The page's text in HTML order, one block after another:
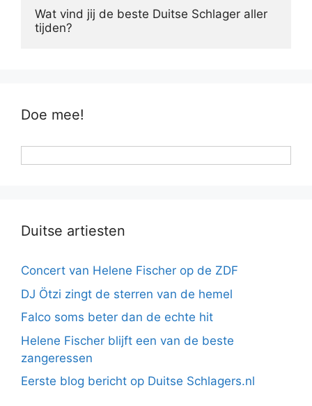
Wat vind jij de beste Duitse Schlager aller
tijden?
Doe mee!
Duitse artiesten
Concert van Helene Fischer op de ZDF
DJ Ötzi zingt de sterren van de hemel
Falco soms beter dan de echte hit
Helene Fischer blijft een van de beste
zangeressen
Eerste blog bericht op Duitse Schlagers.nl